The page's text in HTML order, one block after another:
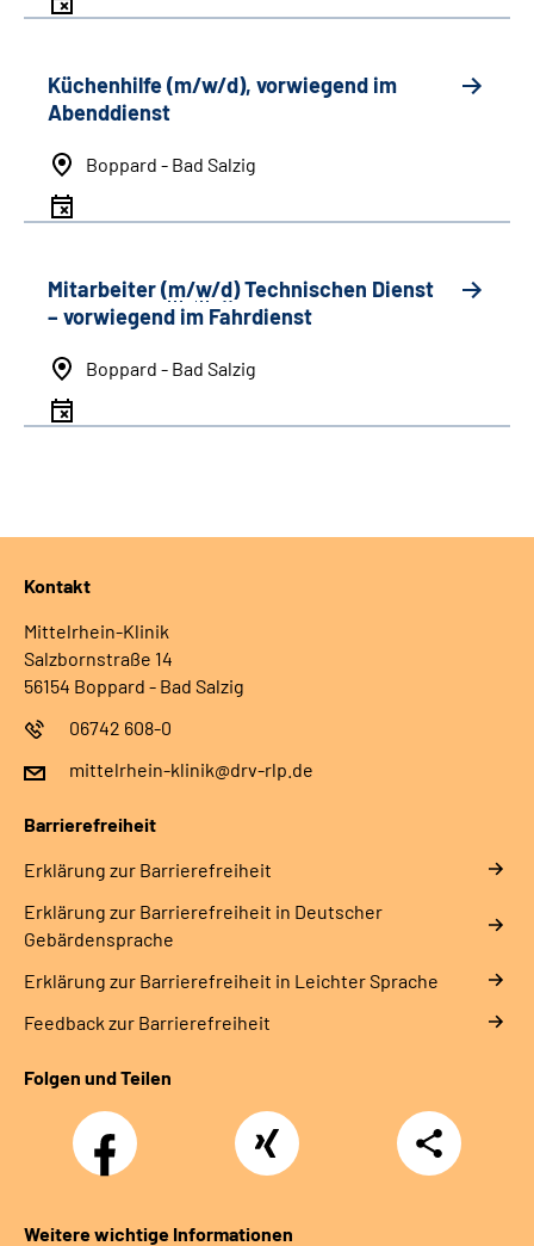
Küchenhilfe (m/w/d), vorwiegend im
Abenddienst
Boppard - Bad Salzig
Mitarbeiter (m/w/d) Technischen Dienst
– vorwiegend im Fahrdienst
Boppard - Bad Salzig
Kontakt
Mittelrhein-Klinik
Salzbornstraße 14
56154 Boppard - Bad Salzig
06742 608-0
mittelrhein-klinik@drv-rlp.de
Barrierefreiheit
Erklärung zur Barrierefreiheit
Erklärung zur Barrierefreiheit in Deutscher
Gebärdensprache
Erklärung zur Barrierefreiheit in Leichter Sprache
Feedback zur Barrierefreiheit
Folgen und Teilen
Facebook Xing
Teilen
Weitere wichtige Informationen